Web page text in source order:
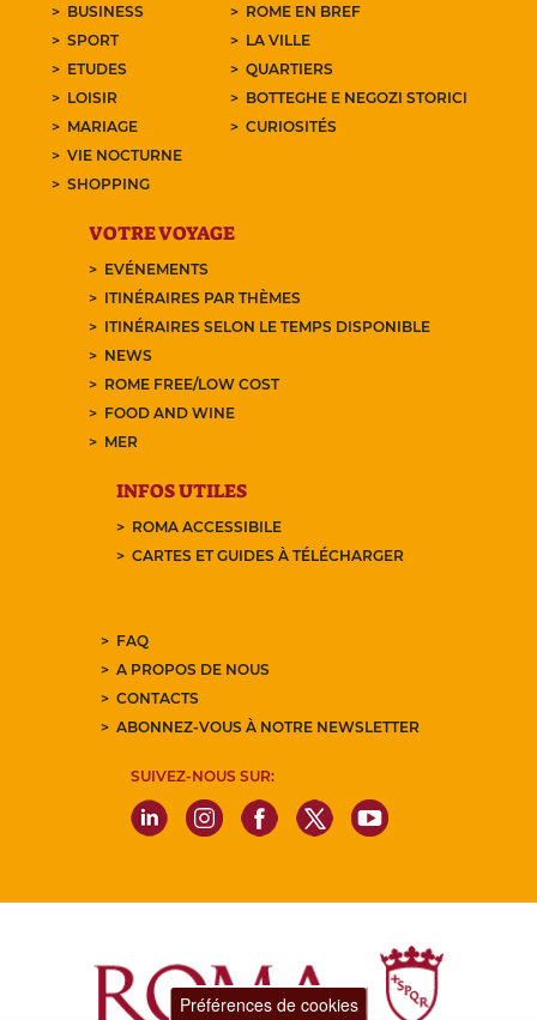
BUSINESS
SPORT
ETUDES
LOISIR
MARIAGE
VIE NOCTURNE
SHOPPING
ROME EN BREF
LA VILLE
QUARTIERS
BOTTEGHE E NEGOZI STORICI
CURIOSITÉS
VOTRE VOYAGE
EVÉNEMENTS
ITINÉRAIRES PAR THÈMES
ITINÉRAIRES SELON LE TEMPS DISPONIBLE
NEWS
ROME FREE/LOW COST
FOOD AND WINE
MER
INFOS UTILES
ROMA ACCESSIBILE
CARTES ET GUIDES À TÉLÉCHARGER
FAQ
A PROPOS DE NOUS
CONTACTS
ABONNEZ-VOUS À NOTRE NEWSLETTER
SUIVEZ-NOUS SUR:
Préférences de cookies